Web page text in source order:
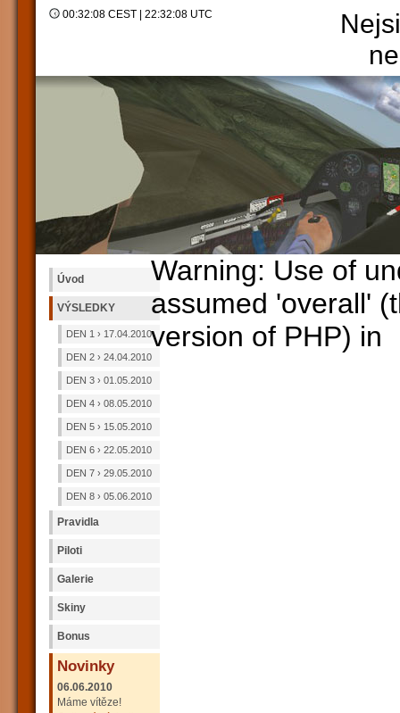
00:32:08 CEST | 22:32:08 UTC
Úvod
VÝSLEDKY
DEN 1 › 17.04.2010
DEN 2 › 24.04.2010
DEN 3 › 01.05.2010
DEN 4 › 08.05.2010
DEN 5 › 15.05.2010
DEN 6 › 22.05.2010
DEN 7 › 29.05.2010
DEN 8 › 05.06.2010
Pravidla
Piloti
Galerie
Skiny
Bonus
Novinky
06.06.2010
Máme vítěze!
Warning: Use of
assumed 'overall'
version of PHP) in